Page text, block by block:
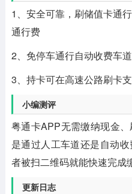
1、安全可靠，刷储值卡通
通行费
2、免停车通行自动收费车
3、持卡可在高速公路刷卡
小编测评
粤通卡APP无需缴纳现金
是通过人工车道还是自动
者被扫二维码就能快速完成
更新日志